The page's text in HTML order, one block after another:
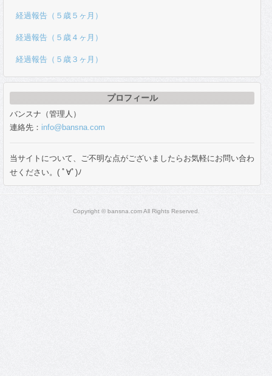
経過報告（５歳５ヶ月）
経過報告（５歳４ヶ月）
経過報告（５歳３ヶ月）
プロフィール
バンスナ（管理人）
連絡先： info@bansna.com
当サイトについて、ご不明な点がございましたらお気軽にお問い合わ
せください。( ﾟ∀ﾟ)ﾉ
Copyright © bansna.com All Rights Reserved.